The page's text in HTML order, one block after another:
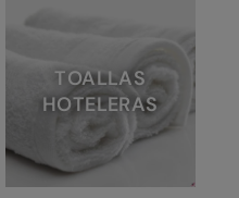
TOALLAS
HOTELERAS